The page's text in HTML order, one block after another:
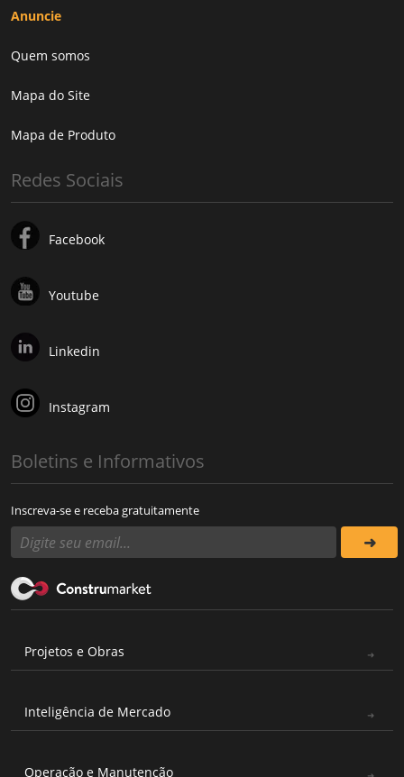
Anuncie
Quem somos
Mapa do Site
Mapa de Produto
Redes Sociais
Facebook
Youtube
Linkedin
Instagram
Boletins e Informativos
Inscreva-se e receba gratuitamente
Projetos e Obras
Inteligência de Mercado
Operação e Manutenção